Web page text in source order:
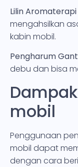
Lilin Aromaterapi
mengahsilkan
kabin mobil.
Pengharum
debu dan bisa
mobil
Penggunaan
mobil dapat
dengan cara